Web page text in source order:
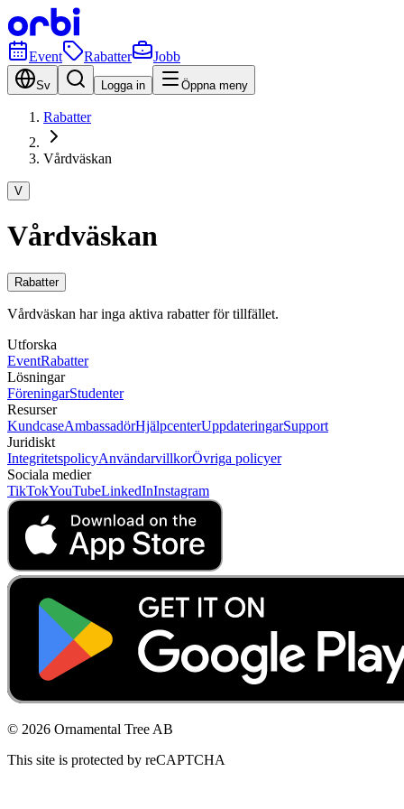
Event Rabatter Jobb
Sv Logga in Öppna meny
Rabatter
Vårdväskan
V
Vårdväskan
Rabatter
Vårdväskan har inga aktiva rabatter för tillfället.
Utforska
EventRabatter
Lösningar
FöreningarStudenter
Resurser
KundcaseAmbassadörHjälpcenterUppdateringarSupport
Juridiskt
IntegritetspolicyAnvändarvillkorÖvriga policyer
Sociala medier
TikTokYouTubeLinkedInInstagram
© 2026 Ornamental Tree AB
This site is protected by reCAPTCHA